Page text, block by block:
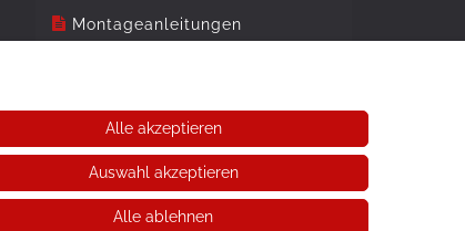
Montageanleitungen
Alle akzeptieren
Auswahl akzeptieren
Alle ablehnen